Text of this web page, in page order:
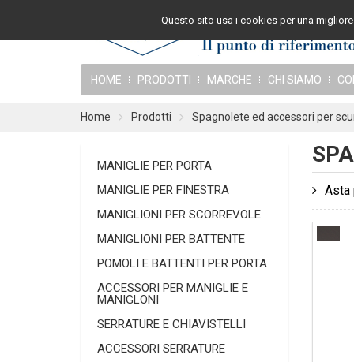
HOME PRODOTTI MARCHE CHI SIAMO
Home Prodotti Spagnolete ed accessori per
MANIGLIE PER PORTA
MANIGLIE PER FINESTRA
MANIGLIONI PER SCORREVOLE
MANIGLIONI PER BATTENTE
POMOLI E BATTENTI PER PORTA
ACCESSORI PER MANIGLIE E
MANIGLONI
SERRATURE E CHIAVISTELLI
ACCESSORI SERRATURE
Asta
Questo sito usa i cookies per una